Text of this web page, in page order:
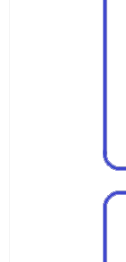
Silviu
Sezon cu
Adina
Doi atleți